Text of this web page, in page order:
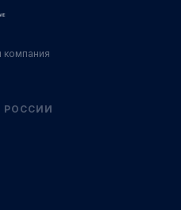
компания
РОССИИ